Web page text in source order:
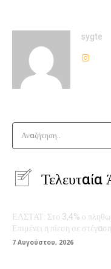
sygte
Αναζήτηση..
ΕΛΣΤΑΤ: Στο 3,4% ο
Επιμένει η πίεση σε
7 Αυγούστου, 2026